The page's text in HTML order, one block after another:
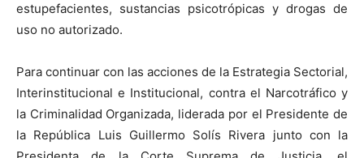
estupefacientes, sustancias psicotrópicas y drogas de
uso no autorizado.
Para continuar con las acciones de la Estrategia Sectorial,
Interinstitucional e Institucional, contra el Narcotráfico y
la Criminalidad Organizada, liderada por el Presidente de
la República Luis Guillermo Solís Rivera junto con la